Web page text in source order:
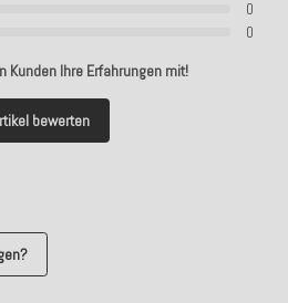
0
0
Kunden Ihre Erfahrungen mit!
bewerten